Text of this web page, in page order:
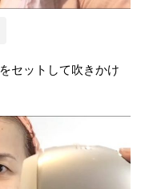
セットして吹きかけ